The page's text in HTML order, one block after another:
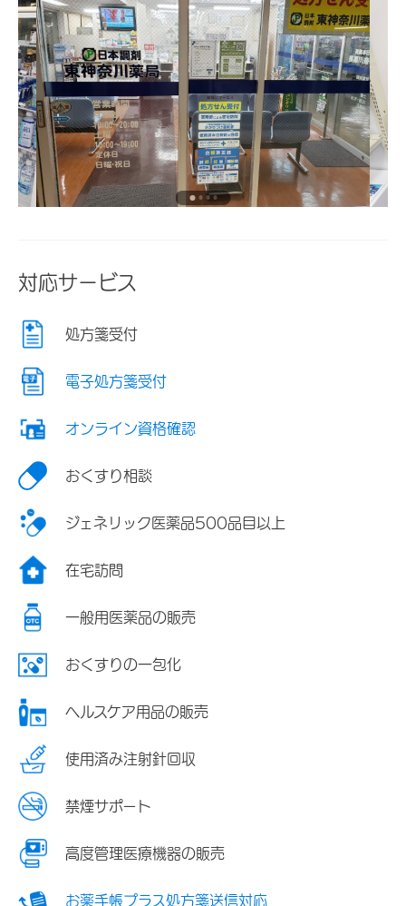
対応サービス
処方箋受付
電子処方箋受付
オンライン資格確認
おくすり相談
ジェネリック医薬品500品目以上
在宅訪問
一般用医薬品の販売
おくすりの一包化
ヘルスケア用品の販売
使用済み注射針回収
禁煙サポート
高度管理医療機器の販売
お薬手帳プラス処方箋送信対応